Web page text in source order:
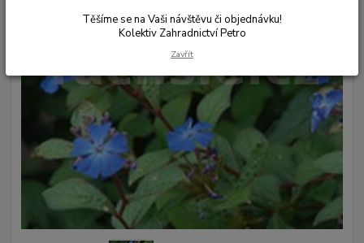
Těšíme se na Vaši návštěvu či objednávku!
Kolektiv Zahradnictví Petro
Zavřít